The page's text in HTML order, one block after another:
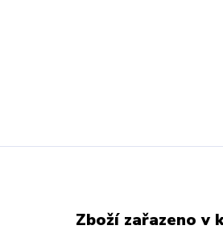
Zboží zařazeno v